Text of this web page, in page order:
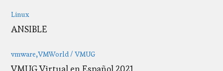
Linux
ANSIBLE
vmware VMWorld / VMUG
VMUG Virtual en Español 2021